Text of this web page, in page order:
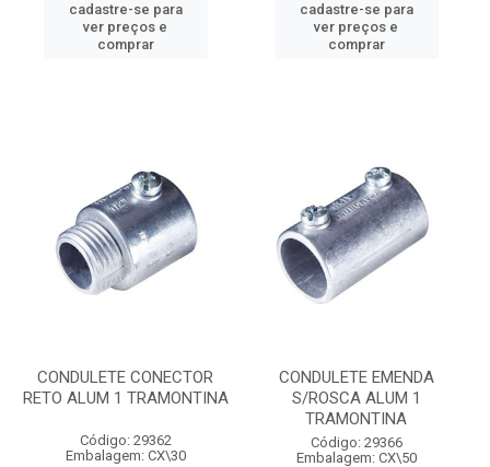
cadastre-se para
ver preços e
comprar
cadastre-se para
ver preços e
comprar
CONDULETE CONECTOR
RETO ALUM 1 TRAMONTINA
Código: 29362
Embalagem: CX\30
CONDULETE EMENDA
S/ROSCA ALUM 1
TRAMONTINA
Código: 29366
Embalagem: CX\50